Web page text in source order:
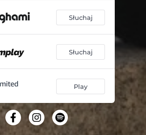
Słuchaj
Słuchaj
Play